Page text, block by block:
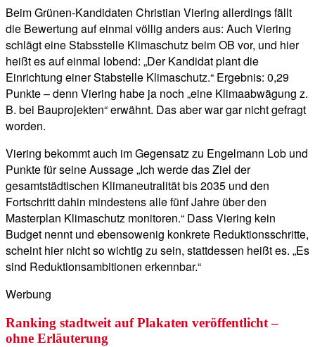
Beim Grünen-Kandidaten Christian Viering allerdings fällt
die Bewertung auf einmal völlig anders aus: Auch Viering
schlägt eine Stabsstelle Klimaschutz beim OB vor, und hier
heißt es auf einmal lobend: „Der Kandidat plant die
Einrichtung einer Stabstelle Klimaschutz.“ Ergebnis: 0,29
Punkte – denn Viering habe ja noch „eine Klimaabwägung z.
B. bei Bauprojekten“ erwähnt. Das aber war gar nicht gefragt
worden.
Viering bekommt auch im Gegensatz zu Engelmann Lob und
Punkte für seine Aussage „Ich werde das Ziel der
gesamtstädtischen Klimaneutralität bis 2035 und den
Fortschritt dahin mindestens alle fünf Jahre über den
Masterplan Klimaschutz monitoren.“ Dass Viering kein
Budget nennt und ebensowenig konkrete Reduktionsschritte,
scheint hier nicht so wichtig zu sein, stattdessen heißt es. „Es
sind Reduktionsambitionen erkennbar.“
Werbung
Ranking stadtweit auf Plakaten veröffentlicht –
ohne Erläuterung